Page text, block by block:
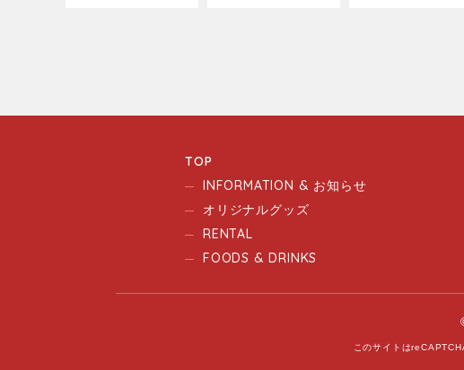
TOP
INFORMATION & お知らせ
オリジナルグッズ
RENTAL
FOODS & DRINKS
このサイトは